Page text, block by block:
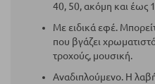
40, 50, ακόμη και έως
Με ειδικά εφέ.
που βγάζει
τροχούς, μουσική.
Αναδιπλούμενο. Η